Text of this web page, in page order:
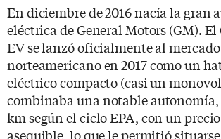
En diciembre de 2016 nacía la gran
eléctrica de General Motors (GM).
EV se lanzó oficialmente al mercado
norteamericano en 2017 como un
eléctrico compacto (casi un
combinaba una notable autonomía,
km según el ciclo EPA, con un
asequible, lo que le permitió